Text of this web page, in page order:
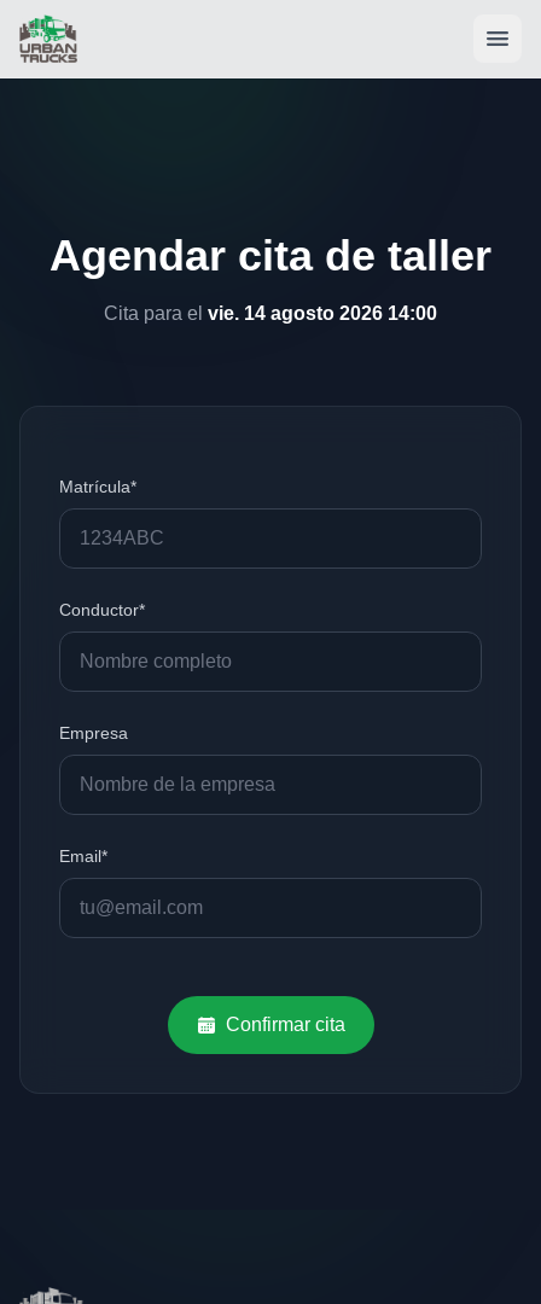
Agendar cita de taller
Cita para el vie. 14 agosto 2026 14:00
Matrícula*
Conductor*
Empresa
Email*
Confirmar cita